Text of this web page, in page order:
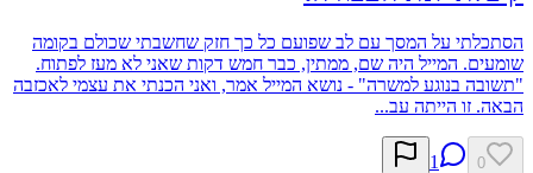
הסתכלתי על המסך עם לב שפועם כל כך חזק שחשבתי שכולם בקומה
שומעים. המייל היה שם, ממתין, כבר חמש דקות שאני לא מעז לפתוח.
"תשובה בנוגע למשרה" - נושא המייל אמר, ואני הכנתי את עצמי לאכזבה
הבאה. זו הייתה עב...
0
1